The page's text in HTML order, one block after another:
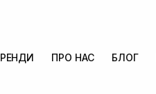
ПРО НАС БЛОГ